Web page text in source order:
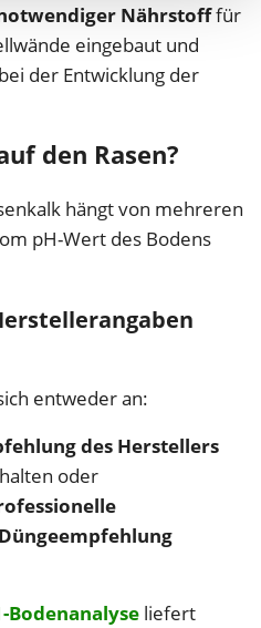
Nährstofffür
eingebaut und
der Entwicklung der
den Rasen?
hängt von mehreren
pH-Wert des Bodens
entweder an:
des Herstellers
oder
Bodenanalyse liefert